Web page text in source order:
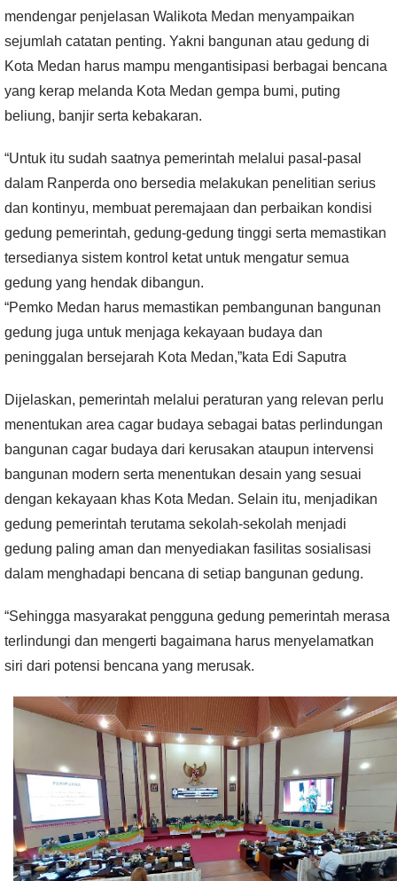
mendengar penjelasan Walikota Medan menyampaikan
sejumlah catatan penting. Yakni bangunan atau gedung di
Kota Medan harus mampu mengantisipasi berbagai bencana
yang kerap melanda Kota Medan gempa bumi, puting
beliung, banjir serta kebakaran.
“Untuk itu sudah saatnya pemerintah melalui pasal-pasal
dalam Ranperda ono bersedia melakukan penelitian serius
dan kontinyu, membuat peremajaan dan perbaikan kondisi
gedung pemerintah, gedung-gedung tinggi serta memastikan
tersedianya sistem kontrol ketat untuk mengatur semua
gedung yang hendak dibangun.
“Pemko Medan harus memastikan pembangunan bangunan
gedung juga untuk menjaga kekayaan budaya dan
peninggalan bersejarah Kota Medan,”kata Edi Saputra
Dijelaskan, pemerintah melalui peraturan yang relevan perlu
menentukan area cagar budaya sebagai batas perlindungan
bangunan cagar budaya dari kerusakan ataupun intervensi
bangunan modern serta menentukan desain yang sesuai
dengan kekayaan khas Kota Medan. Selain itu, menjadikan
gedung pemerintah terutama sekolah-sekolah menjadi
gedung paling aman dan menyediakan fasilitas sosialisasi
dalam menghadapi bencana di setiap bangunan gedung.
“Sehingga masyarakat pengguna gedung pemerintah merasa
terlindungi dan mengerti bagaimana harus menyelamatkan
siri dari potensi bencana yang merusak.